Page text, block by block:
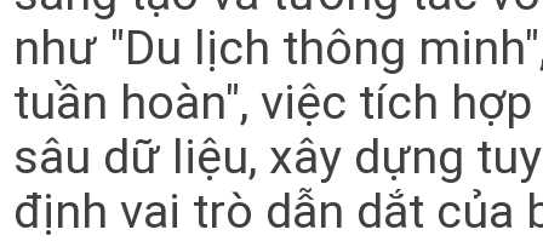
như "Du lịch thông
tuần hoàn", việc tích
sâu dữ liệu, xây dựng
định vai trò dẫn dắt của